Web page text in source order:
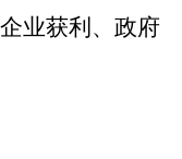
业获利、政府